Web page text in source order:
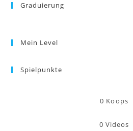
Graduierung
Mein Level
Spielpunkte
0 Koops
0 Videos